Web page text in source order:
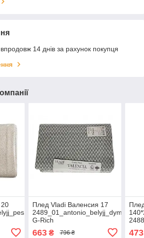
14 днів за рахунок покупця
Плед Vladi Валенсия 17
2489_01_antonio_belyjj_dym
G-Rich
663₴ 796 ₴ 473